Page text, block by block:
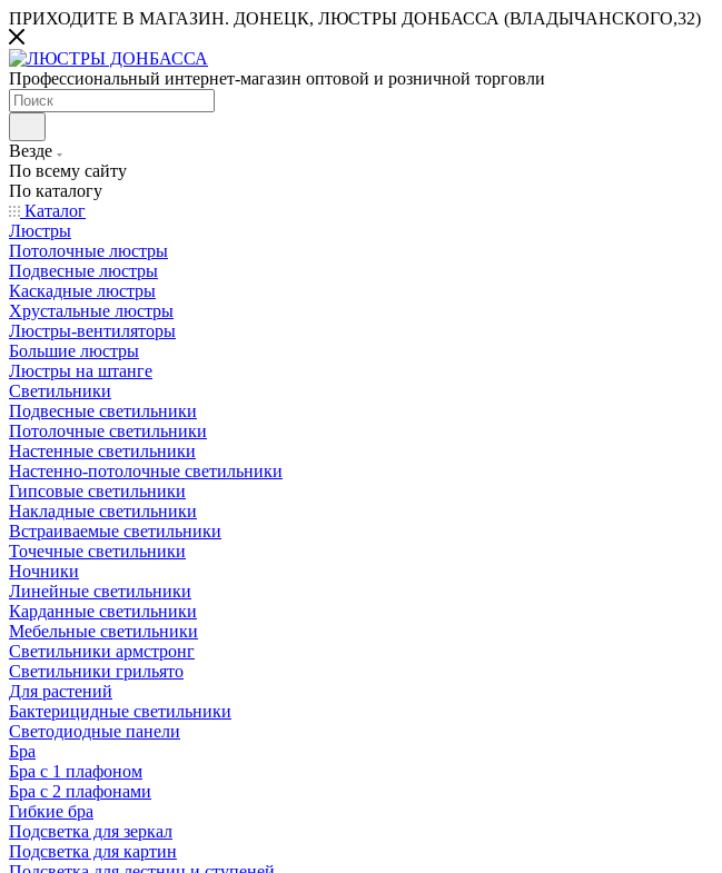
ПРИХОДИТЕ В МАГАЗИН. ДОНЕЦК, ЛЮСТРЫ ДОНБАССА (ВЛАДЫЧАНСКОГО,32)
Профессиональный интернет-магазин оптовой и розничной торговли
Везде
По всему сайту
По каталогу
Каталог
Люстры
Потолочные люстры
Подвесные люстры
Каскадные люстры
Хрустальные люстры
Люстры-вентиляторы
Большие люстры
Люстры на штанге
Светильники
Подвесные светильники
Потолочные светильники
Настенные светильники
Настенно-потолочные светильники
Гипсовые светильники
Накладные светильники
Встраиваемые светильники
Точечные светильники
Ночники
Линейные светильники
Карданные светильники
Мебельные светильники
Светильники армстронг
Светильники грильято
Для растений
Бактерицидные светильники
Светодиодные панели
Бра
Бра с 1 плафоном
Бра с 2 плафонами
Гибкие бра
Подсветка для зеркал
Подсветка для картин